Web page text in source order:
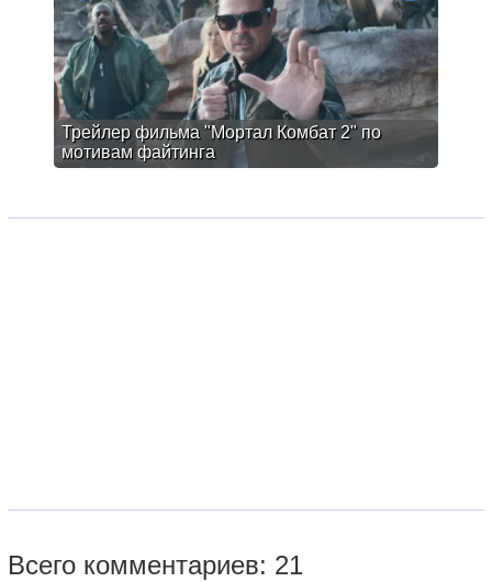
Трейлер фильма "Мортал Комбат 2" по
мотивам файтинга
Всего комментариев: 21